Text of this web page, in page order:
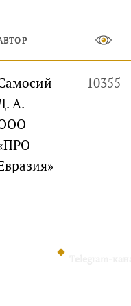
А.
10355
Политика